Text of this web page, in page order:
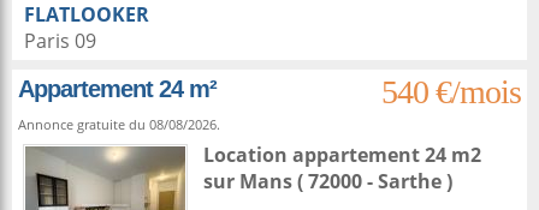
FLATLOOKER
Paris 09
Appartement 24 m²
540 €/mois
Annonce gratuite du 08/08/2026.
Location appartement 24 m2
sur Mans( 72000 - Sarthe )